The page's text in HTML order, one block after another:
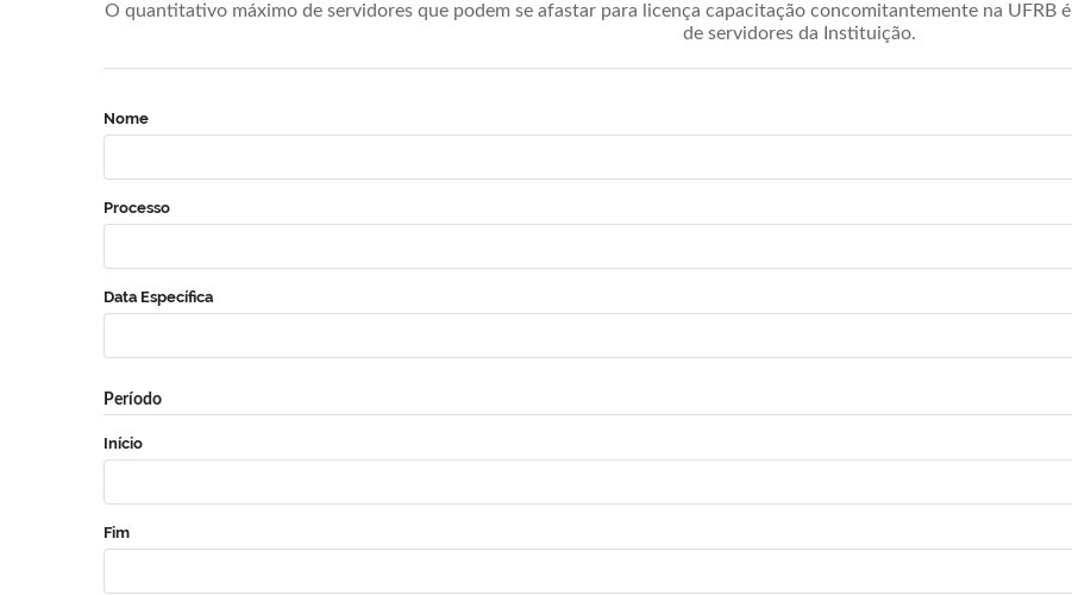
O quantitativo máximo de servidores que podem se afastar para licença capacitação concomitantemente na UFRB
de servidores da Instituição.
Nome
Processo
Data Específica
Período
Início
Fim